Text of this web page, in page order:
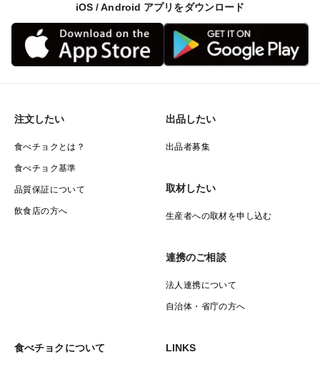
iOS / Android アプリをダウンロード
注文したい
食べチョクとは？
食べチョク基準
品質保証について
飲食店の方へ
出品したい
出品者募集
取材したい
生産者への取材を申し込む
連携のご相談
法人連携について
自治体・省庁の方へ
食べチョクについて LINKS